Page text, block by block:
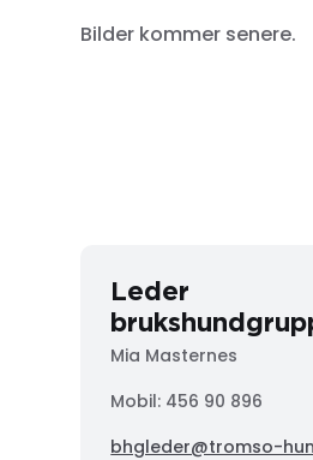
Bilder kommer senere.
Leder
Mia Masternes
Mobil: 456 90 896
bhgleder@tromso-